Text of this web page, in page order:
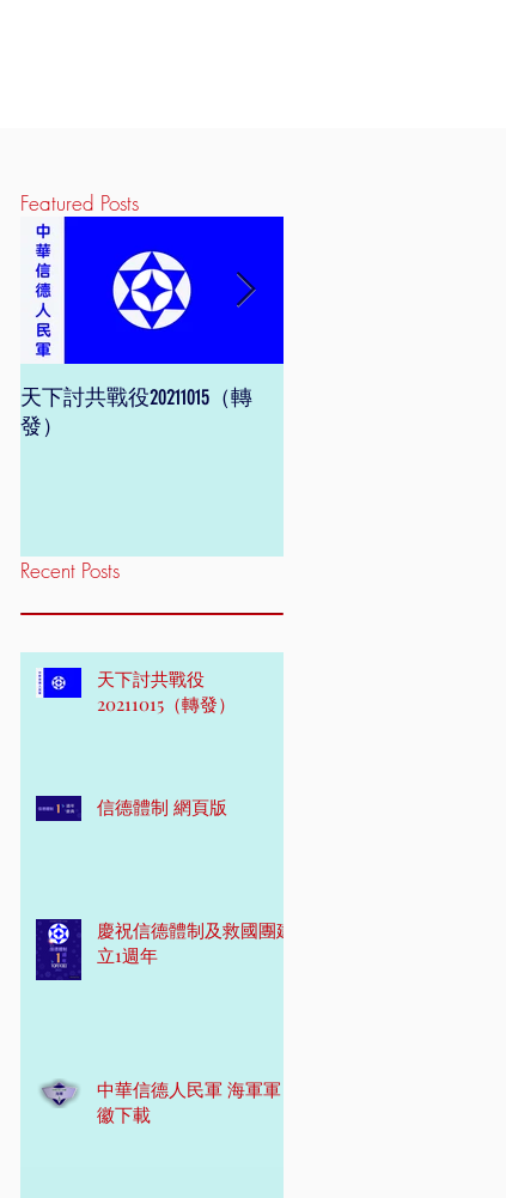
Featured Posts
天下討共戰役20211015（轉
發）
Recent Posts
天下討共戰役
20211015（轉發）
信德體制 網頁版
慶祝信德體制及救國團建
立1週年
中華信德人民軍 海軍軍
徽下載